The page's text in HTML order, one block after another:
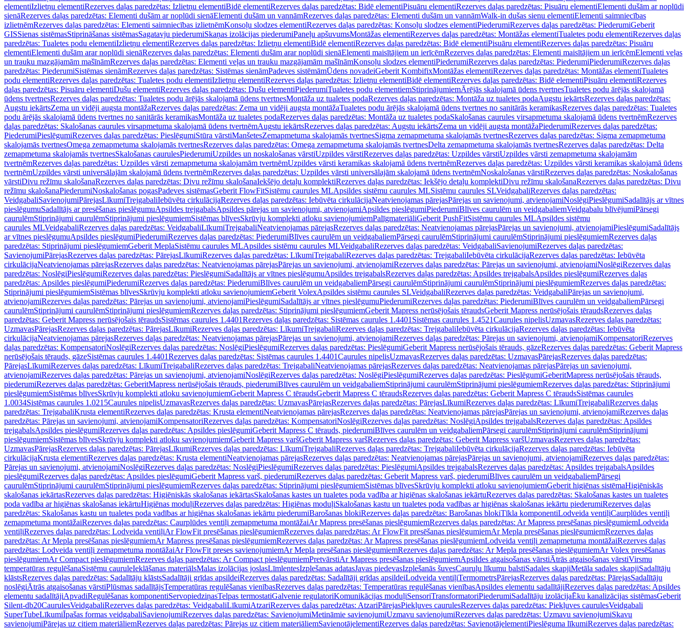
elementiIzlietņu elementiRezerves daļas paredzētas: Izlietņu elementiBidē elementiRezerves daļas paredzētas: Bidē elementiPisuāru elementiRezerves daļas paredzētas: Pisuāru elementiElementi dušām ar noplūdi
sienāRezerves daļas paredzētas: Elementi dušām ar noplūdi sienāElementi dušām un vannāmRezerves daļas paredzētas: Elementi dušām un vannāmWalk-in dušas sienu elementiElementi saimniecības
izlietnēmRezerves daļas paredzētas: Elementi saimniecības izlietnēmKonsoļu slodzes elementiRezerves daļas paredzētas: Konsoļu slodzes elementiPiederumiRezerves daļas paredzētas: PiederumiGeberit
GISSienas sistēmasStiprināšanas sistēmasSagatavju piederumiSkaņas izolācijas piederumiPaneļu apšuvumsMontāžas elementiRezerves daļas paredzētas: Montāžas elementiTualetes podu elementiRezerves daļas
paredzētas: Tualetes podu elementiIzlietņu elementiRezerves daļas paredzētas: Izlietņu elementiBidē elementiRezerves daļas paredzētas: Bidē elementiPisuāru elementiRezerves daļas paredzētas: Pisuāru
elementiElementi dušām arar noplūdi sienāRezerves daļas paredzētas: Elementi dušām arar noplūdi sienāElementi maisītājiem un ierīcēmRezerves daļas paredzētas: Elementi maisītājiem un ierīcēmElementi veļas
un trauku mazgājamām mašīnāmRezerves daļas paredzētas: Elementi veļas un trauku mazgājamām mašīnāmKonsoļu slodzes elementiPiederumiRezerves daļas paredzētas: PiederumiPiederumiRezerves daļas
paredzētas: PiederumiSistēmas sienāmRezerves daļas paredzētas: Sistēmas sienāmPadeves sistēmāmŪdens novadeiGeberit KombifixMontāžas elementiRezerves daļas paredzētas: Montāžas elementiTualetes
podu elementiRezerves daļas paredzētas: Tualetes podu elementiIzlietņu elementiRezerves daļas paredzētas: Izlietņu elementiBidē elementiRezerves daļas paredzētas: Bidē elementiPisuāru elementiRezerves
daļas paredzētas: Pisuāru elementiDušu elementiRezerves daļas paredzētas: Dušu elementiPiederumiTualetes podu elementiemStiprinājumiemĀrējās skalojamā ūdens tvertnesTualetes podu ārējās skalojamā
ūdens tvertnesRezerves daļas paredzētas: Tualetes podu ārējās skalojamā ūdens tvertnesMontāža uz tualetes podaRezerves daļas paredzētas: Montāža uz tualetes podaAugstu iekārtsRezerves daļas paredzētas:
Augstu iekārtsZema un vidēji augsta montāžaRezerves daļas paredzētas: Zema un vidēji augsta montāžaTualetes podu ārējās skalojamā ūdens tvertnes no sanitārās keramikasRezerves daļas paredzētas: Tualetes
podu ārējās skalojamā ūdens tvertnes no sanitārās keramikasMontāža uz tualetes podaRezerves daļas paredzētas: Montāža uz tualetes podaSkalošanas caurules virsapmetuma skalojamā ūdens tvertnēmRezerves
daļas paredzētas: Skalošanas caurules virsapmetuma skalojamā ūdens tvertnēmAugstu iekārtsRezerves daļas paredzētas: Augstu iekārtsZema un vidēji augsta montāžaPiederumiRezerves daļas paredzētas:
PiederumiPieslēgumiRezerves daļas paredzētas: PieslēgumiStūra vārstiManšetesZemapmetuma skalojamās tvertnesSigma zemapmetuma skalojamās tvertnesRezerves daļas paredzētas: Sigma zemapmetuma
skalojamās tvertnesOmega zemapmetuma skalojamās tvertnesRezerves daļas paredzētas: Omega zemapmetuma skalojamās tvertnesDelta zemapmetuma skalojamās tvertnesRezerves daļas paredzētas: Delta
zemapmetuma skalojamās tvertnesSkalošanas caurulesPiederumiUzpildes un noskalošanas vārstiUzpildes vārstiRezerves daļas paredzētas: Uzpildes vārstiUzpildes vārsti zemapmetuma skalojamām
tvertnēmRezerves daļas paredzētas: Uzpildes vārsti zemapmetuma skalojamām tvertnēmUzpildes vārsti keramikas skalojamā ūdens tvertnēmRezerves daļas paredzētas: Uzpildes vārsti keramikas skalojamā ūdens
tvertnēmUzpildes vārsti universālajām skalojamā ūdens tvertnēmRezerves daļas paredzētas: Uzpildes vārsti universālajām skalojamā ūdens tvertnēmNoskalošanas vārstiRezerves daļas paredzētas: Noskalošanas
vārstiDivu režīmu skalošanaRezerves daļas paredzētas: Divu režīmu skalošanaIekšējo detaļu komplektiRezerves daļas paredzētas: Iekšējo detaļu komplektiDivu režīmu skalošanaRezerves daļas paredzētas: Divu
režīmu skalošanaPiederumiNoskalošanas pogasPadeves sistēmasGeberit FlowFitSistēmu caurules MLApsildes sistēmu caurules MLSistēmu caurules SLVeidgabaliRezerves daļas paredzētas:
VeidgabaliSavienojumiPārejasLīkumiTrejgabaliIebūvēta cirkulācijaRezerves daļas paredzētas: Iebūvēta cirkulācijaNeatvienojamas pārejasPārejas un savienojumi, atvienojamiNoslēgiPieslēgumiSadalītājs ar vītnes
pieslēgumuSadalītājs ar presēšanas pieslēgumuApsildes trejgabalsApsildes pārejas un savienojumi, atvienojamiApsildes pieslēgumiPiederumiBlīves caurulēm un veidgabaliemVeidgabalu blīvējumiPārsegi
caurulēmStiprinājumi caurulēmStiprinājumi pieslēgumiemSistēmas blīvesSkrūvju komplekti atloku savienojumiemPalīgmateriāliGeberit PushFitSistēmu caurules MLApsildes sistēmu
caurules MLVeidgabaliRezerves daļas paredzētas: VeidgabaliLīkumiTrejgabaliNeatvienojamas pārejasRezerves daļas paredzētas: Neatvienojamas pārejasPārejas un savienojumi, atvienojamiPieslēgumiSadalītājs
ar vītnes pieslēgumuApsildes pieslēgumiPiederumiRezerves daļas paredzētas: PiederumiBlīves caurulēm un veidgabaliemPārsegi caurulēmStiprinājumi caurulēmStiprinājumi pieslēgumiemRezerves daļas
paredzētas: Stiprinājumi pieslēgumiemGeberit MeplaSistēmu caurules MLApsildes sistēmu caurules MLVeidgabaliRezerves daļas paredzētas: VeidgabaliSavienojumiRezerves daļas paredzētas:
SavienojumiPārejasRezerves daļas paredzētas: PārejasLīkumiRezerves daļas paredzētas: LīkumiTrejgabaliRezerves daļas paredzētas: TrejgabaliIebūvēta cirkulācijaRezerves daļas paredzētas: Iebūvēta
cirkulācijaNeatvienojamas pārejasRezerves daļas paredzētas: Neatvienojamas pārejasPārejas un savienojumi, atvienojamiRezerves daļas paredzētas: Pārejas un savienojumi, atvienojamiNoslēgiRezerves daļas
paredzētas: NoslēgiPieslēgumiRezerves daļas paredzētas: PieslēgumiSadalītājs ar vītnes pieslēgumuApsildes trejgabalsRezerves daļas paredzētas: Apsildes trejgabalsApsildes pieslēgumiRezerves daļas
paredzētas: Apsildes pieslēgumiPiederumiRezerves daļas paredzētas: PiederumiBlīves caurulēm un veidgabaliemPārsegi caurulēmStiprinājumi caurulēmStiprinājumi pieslēgumiemRezerves daļas paredzētas:
Stiprinājumi pieslēgumiemSistēmas blīvesSkrūvju komplekti atloku savienojumiemGeberit VolexApsildes sistēmu caurules SLVeidgabaliRezerves daļas paredzētas: VeidgabaliPārejas un savienojumi,
atvienojamiRezerves daļas paredzētas: Pārejas un savienojumi, atvienojamiPieslēgumiSadalītājs ar vītnes pieslēgumuPiederumiRezerves daļas paredzētas: PiederumiBlīves caurulēm un veidgabaliemPārsegi
caurulēmStiprinājumi caurulēmStiprinājumi pieslēgumiemRezerves daļas paredzētas: Stiprinājumi pieslēgumiemGeberit Mapress nerūsējošais tēraudsGeberit Mapress nerūsējošais tēraudsRezerves daļas
paredzētas: Geberit Mapress nerūsējošais tēraudsSistēmas caurules 1.4401Rezerves daļas paredzētas: Sistēmas caurules 1.4401 Sistēmas caurules 1.4521Caurules nipelisUzmavasRezerves daļas paredzētas:
UzmavasPārejasRezerves daļas paredzētas: PārejasLīkumiRezerves daļas paredzētas: LīkumiTrejgabaliRezerves daļas paredzētas: TrejgabaliIebūvēta cirkulācijaRezerves daļas paredzētas: Iebūvēta
cirkulācijaNeatvienojamas pārejasRezerves daļas paredzētas: Neatvienojamas pārejasPārejas un savienojumi, atvienojamiRezerves daļas paredzētas: Pārejas un savienojumi, atvienojamiKompensatoriRezerves
daļas paredzētas: KompensatoriNoslēgiRezerves daļas paredzētas: NoslēgiPieslēgumiRezerves daļas paredzētas: PieslēgumiGeberit Mapress nerūsējošais tērauds, gāzeRezerves daļas paredzētas: Geberit Mapress
nerūsējošais tērauds, gāzeSistēmas caurules 1.4401Rezerves daļas paredzētas: Sistēmas caurules 1.4401Caurules nipelisUzmavasRezerves daļas paredzētas: UzmavasPārejasRezerves daļas paredzētas:
PārejasLīkumiRezerves daļas paredzētas: LīkumiTrejgabaliRezerves daļas paredzētas: TrejgabaliNeatvienojamas pārejasRezerves daļas paredzētas: Neatvienojamas pārejasPārejas un savienojumi,
atvienojamiRezerves daļas paredzētas: Pārejas un savienojumi, atvienojamiNoslēgiRezerves daļas paredzētas: NoslēgiPieslēgumiRezerves daļas paredzētas: PieslēgumiGeberitMapress nerūsējošais tērauds,
piederumiRezerves daļas paredzētas: GeberitMapress nerūsējošais tērauds, piederumiBlīves caurulēm un veidgabaliemStiprinājumi caurulēmStiprinājumi pieslēgumiemRezerves daļas paredzētas: Stiprinājumi
pieslēgumiemSistēmas blīvesSkrūvju komplekti atloku savienojumiemGeberit Mapress C tēraudsGeberit Mapress C tēraudsRezerves daļas paredzētas: Geberit Mapress C tēraudsSistēmas caurules
1.0034Sistēmas caurules 1.0215Caurules nipelisUzmavasRezerves daļas paredzētas: UzmavasPārejasRezerves daļas paredzētas: PārejasLīkumiRezerves daļas paredzētas: LīkumiTrejgabaliRezerves daļas
paredzētas: TrejgabaliKrusta elementiRezerves daļas paredzētas: Krusta elementiNeatvienojamas pārejasRezerves daļas paredzētas: Neatvienojamas pārejasPārejas un savienojumi, atvienojamiRezerves daļas
paredzētas: Pārejas un savienojumi, atvienojamiKompensatoriRezerves daļas paredzētas: KompensatoriNoslēgiRezerves daļas paredzētas: NoslēgiApsildes trejgabalsRezerves daļas paredzētas: Apsildes
trejgabalsApsildes pieslēgumiRezerves daļas paredzētas: Apsildes pieslēgumiGeberit Mapress C tērauds, piederumiBlīves caurulēm un veidgabaliemPārsegi caurulēmStiprinājumi caurulēmStiprinājumi
pieslēgumiemSistēmas blīvesSkrūvju komplekti atloku savienojumiemGeberit Mapress varšGeberit Mapress varšRezerves daļas paredzētas: Geberit Mapress varšUzmavasRezerves daļas paredzētas:
UzmavasPārejasRezerves daļas paredzētas: PārejasLīkumiRezerves daļas paredzētas: LīkumiTrejgabaliRezerves daļas paredzētas: TrejgabaliIebūvēta cirkulācijaRezerves daļas paredzētas: Iebūvēta
cirkulācijaKrusta elementiRezerves daļas paredzētas: Krusta elementiNeatvienojamas pārejasRezerves daļas paredzētas: Neatvienojamas pārejasPārejas un savienojumi, atvienojamiRezerves daļas paredzētas:
Pārejas un savienojumi, atvienojamiNoslēgiRezerves daļas paredzētas: NoslēgiPieslēgumiRezerves daļas paredzētas: PieslēgumiApsildes trejgabalsRezerves daļas paredzētas: Apsildes trejgabalsApsildes
pieslēgumiRezerves daļas paredzētas: Apsildes pieslēgumiGeberit Mapress varš, piederumiRezerves daļas paredzētas: Geberit Mapress varš, piederumiBlīves caurulēm un veidgabaliemPārsegi
caurulēmStiprinājumi caurulēmStiprinājumi pieslēgumiemRezerves daļas paredzētas: Stiprinājumi pieslēgumiemSistēmas blīvesSkrūvju komplekti atloku savienojumiemGeberit higiēnas sistēmaHigiēniskās
skalošanas iekārtasRezerves daļas paredzētas: Higiēniskās skalošanas iekārtasSkalošanas kastes un tualetes poda vadība ar higiēnas skalošanas iekārtuRezerves daļas paredzētas: Skalošanas kastes un tualetes
poda vadība ar higiēnas skalošanas iekārtuHigiēnas moduļiRezerves daļas paredzētas: Higiēnas moduļiSkalošanas kastu un tualetes poda vadības ar higiēnas skalošanas iekārtu piederumiRezerves daļas
paredzētas: Skalošanas kastu un tualetes poda vadības ar higiēnas skalošanas iekārtu piederumiBarošanas blokiRezerves daļas paredzētas: Barošanas blokiTīkla komponentiLodveida ventiļiCaurplūdes ventiļi
zemapmetuma montāžaiRezerves daļas paredzētas: Caurplūdes ventiļi zemapmetuma montāžaiAr Mapress presēšanas pieslēgumiemRezerves daļas paredzētas: Ar Mapress presēšanas pieslēgumiemLodveida
ventiļiRezerves daļas paredzētas: Lodveida ventiļiAr FlowFit presēšanas pieslēgumiemRezerves daļas paredzētas: Ar FlowFit presēšanas pieslēgumiemAr Mepla presēšanas pieslēgumiemRezerves daļas
paredzētas: Ar Mepla presēšanas pieslēgumiemAr Mapress presēšanas pieslēgumiemRezerves daļas paredzētas: Ar Mapress presēšanas pieslēgumiemLodveida ventiļi zemapmetuma montāžaiRezerves daļas
paredzētas: Lodveida ventiļi zemapmetuma montāžaiAr FlowFit preses savienojumiemAr Mepla presēšanas pieslēgumiemRezerves daļas paredzētas: Ar Mepla presēšanas pieslēgumiemAr Volex presēšanas
pieslēgumiemAr Compact pieslēgumiemRezerves daļas paredzētas: Ar Compact pieslēgumiemPretvārstiAr Mapress presēšanas pieslēgumiemApsildes atgaisošanas vārstiĀtrās atgaisošanas vārstiVirsmu
temperatūras regulēšanaSistēmu cauruleIeklāšanas materiālsMalas izolācijas joslasLīmlentesIzplešanas adatasJavas piedevasIzplešanās šuvesCauruļu līkumu balstiSadales skapjiMetāla sadales skapjiSadalītāju
klāstsRezerves daļas paredzētas: Sadalītāju klāstsSadalītāji grīdas apsildeiRezerves daļas paredzētas: Sadalītāji grīdas apsildeiLodveida ventiļiTermometrsPārejasRezerves daļas paredzētas: PārejasSadalītāju
noslēgiĀtrās atgaisošanas vārstiPlūsmas sadalītājsTemperatūras regulēšanas vienībasRezerves daļas paredzētas: Temperatūras regulēšanas vienībasApsildes elementu sadalītājiRezerves daļas paredzētas: Apsildes
elementu sadalītājiApvadiRegulēšanas komponentiServopiedziņasTelpas termostatiGalvenie regulatoriKomunikācijas moduļiSensoriTransformatoriPiederumiSadalītāju izolācijaĒku kanalizācijas sistēmasGeberit
Silent-db20CaurulesVeidgabaliRezerves daļas paredzētas: VeidgabaliLīkumiAtzariRezerves daļas paredzētas: AtzariPārejasPiekļuves caurulesRezerves daļas paredzētas: Piekļuves caurulesVeidgabali
SuperTubeLīkumiĪpašas formas veidgabaliSavienojumiRezerves daļas paredzētas: SavienojumiMetināmie savienojumiUzmavu savienojumiRezerves daļas paredzētas: Uzmavu savienojumiSkavu
savienojumiPārejas uz citiem materiāliemRezerves daļas paredzētas: Pārejas uz citiem materiāliemSavienotājelementiRezerves daļas paredzētas: SavienotājelementiPieslēguma līkumiRezerves daļas paredzētas: